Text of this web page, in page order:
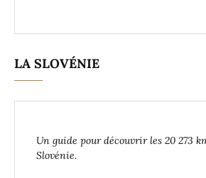
LA SLOVÉNIE
Un guide pour découvrir les 20 273
Slovénie.